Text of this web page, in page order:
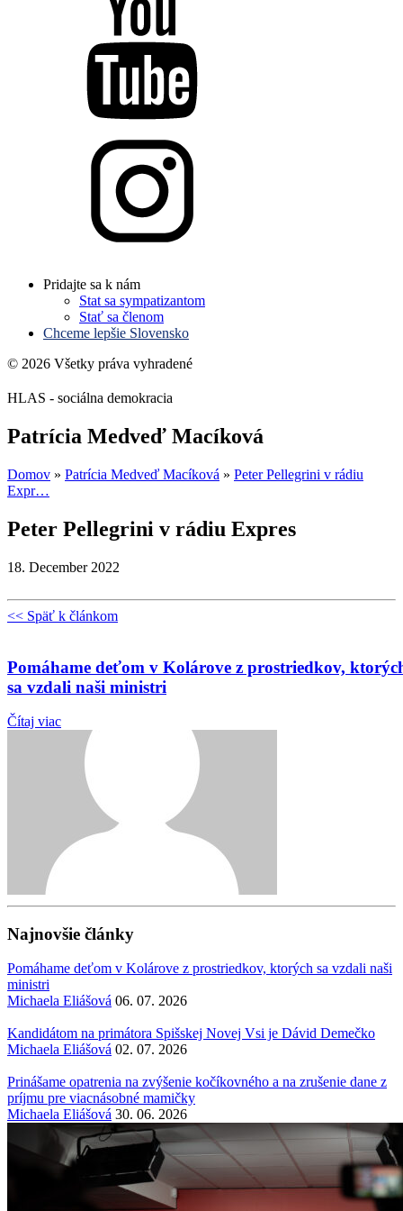
Pridajte sa k nám
Stat sa sympatizantom
Stať sa členom
Chceme lepšie Slovensko
© 2026 Všetky práva vyhradené
HLAS - sociálna demokracia
Patrícia Medveď Macíková
Domov » Patrícia Medveď Macíková » Peter Pellegrini v rádiu
Expr…
Peter Pellegrini v rádiu Expres
18. December 2022
<< Späť k článkom
Pomáhame deťom v Kolárove z prostriedkov,
sa vzdali naši ministri
Čítaj viac
Najnovšie články
Pomáhame deťom v Kolárove z prostriedkov, ktorých sa vzdali naši
ministri
Michaela Eliášová 06. 07. 2026
Kandidátom na primátora Spišskej Novej Vsi je Dávid Demečko
Michaela Eliášová 02. 07. 2026
Prinášame opatrenia na zvýšenie kočíkovného a na zrušenie dane z
príjmu pre viacnásobné mamičky
Michaela Eliášová 30. 06. 2026